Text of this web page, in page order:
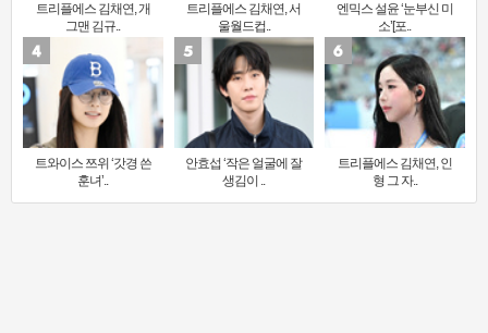
트리플에스 김채연, 개
그맨 김규..
트리플에스 김채연, 서
울월드컵..
엔믹스 설윤 ‘눈부신 미
소’[포..
트와이스 쯔위 ‘갓경 쓴
훈녀’..
안효섭 ‘작은 얼굴에 잘
생김이 ..
트리플에스 김채연, 인
형 그 자..